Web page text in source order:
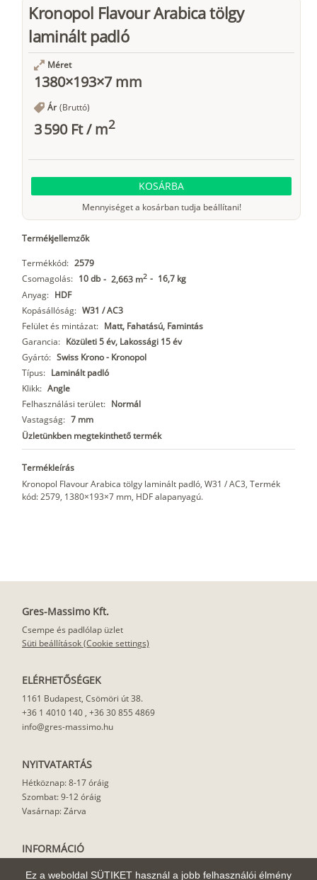
Ez a weboldal SÜTIKET használ a jobb felhasználói élmény
Kronopol Flavour Arabica tölgy
laminált padló
Méret
1380×193×7 mm
Ár (Bruttó)
3 590 Ft/m2
KOSÁRBA
Mennyiséget a kosárban tudja beállítani!
Termékjellemzők
Termékkód: 2579
Csomagolás: 10 db - 2,663 m2 - 16,7 kg
Anyag: HDF
Kopásállóság: W31 / AC3
Felület és mintázat: Matt, Fahatású, Famintás
Garancia: Közületi 5 év, Lakossági 15 év
Gyártó: Swiss Krono - Kronopol
Típus: Laminált padló
Klikk: Angle
Felhasználási terület: Normál
Vastagság: 7 mm
Üzletünkben megtekinthető termék
Termékleírás
Kronopol Flavour Arabica tölgy laminált padló, W31 / AC3, Termék
kód: 2579, 1380×193×7 mm, HDF alapanyagú.
Gres-Massimo Kft.
Csempe és padlólap üzlet
Süti beállítások (Cookie settings)
ELÉRHETŐSÉGEK
1161 Budapest, Csömöri út 38.
+36 1 4010 140 , +36 30 855 4869
info@gres-massimo.hu
NYITVATARTÁS
Hétköznap: 8-17 óráig
Szombat: 9-12 óráig
Vasárnap: Zárva
INFORMÁCIÓ